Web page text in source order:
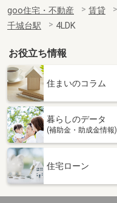
goo住宅・不動産 賃貸
千城台駅
4LDK
お役立ち情報
住まいのコラム
暮らしのデータ
(補助金・助成金情報)
住宅ローン